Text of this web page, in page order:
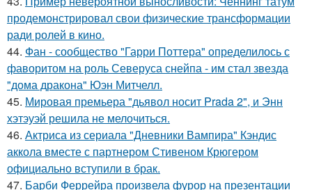
продемонстрировал свои физические трансформации
ради ролей в кино.
44. Фан - сообщество "Гарри Поттера" определилось с
фаворитом на роль Северуса снейпа - им стал звезда
"дома дракона" Юэн Митчелл.
45. Мировая премьера "дьявол носит Prada 2", и Энн
хэтэуэй решила не мелочиться.
46. Актриса из сериала "Дневники Вампира" Кэндис
аккола вместе с партнером Стивеном Крюгером
официально вступили в брак.
47. Барби Феррейра произвела фурор на презентации